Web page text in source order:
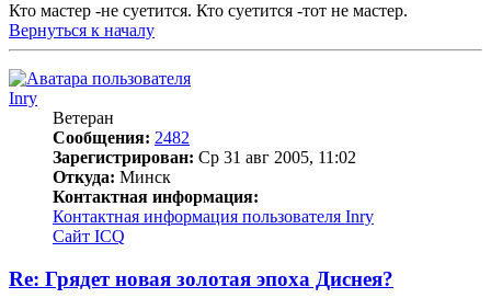
Кто мастер -не суетится. Кто суетится -тот не мастер.
Вернуться к началу
Inry
Ветеран
Сообщения: 2482
Зарегистрирован: Ср 31 авг 2005, 11:02
Откуда: Минск
Контактная информация:
Контактная информация пользователя Inry
Сайт ICQ
Re: Грядет новая золотая эпоха Диснея?